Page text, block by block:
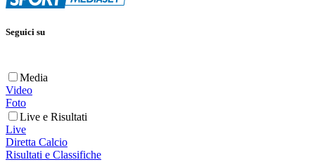
Seguici su
Media
Video
Foto
Live e Risultati
Live
Diretta Calcio
Risultati e Classifiche